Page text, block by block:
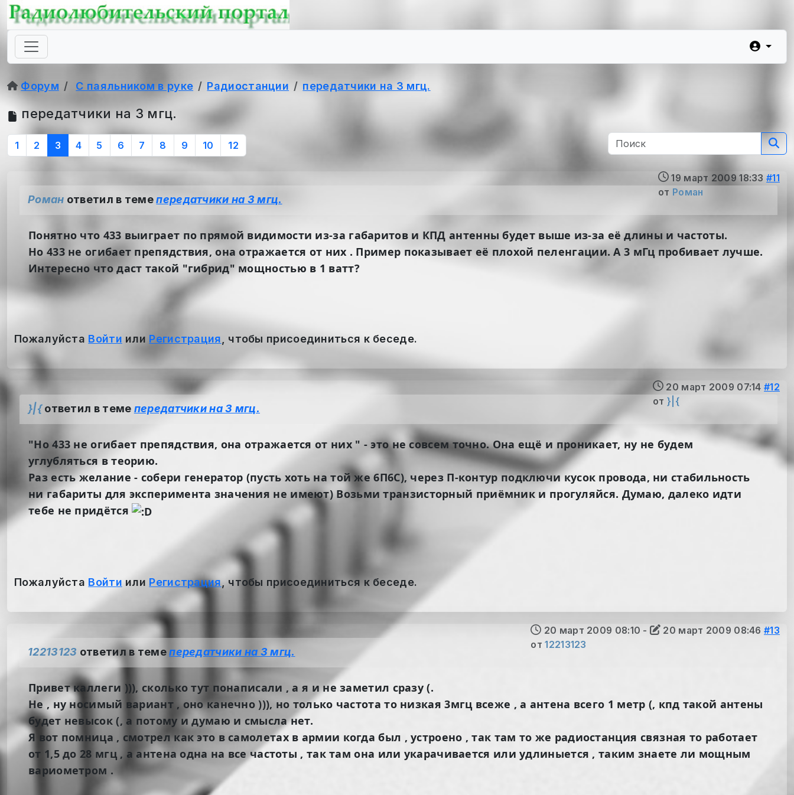
Форум С паяльником в руке Радиостанции передатчики на 3 мгц.
передатчики на 3 мгц.
1 2 3 4 5 6 7 8 9 10 12
19 март 2009 18:33 #11
от Роман
Роман ответил в темепередатчики на 3 мгц.
Понятно что 433 выиграет по прямой видимости из-за габаритов и КПД антенны будет выше из-за её длины и частоты.
Но 433 не огибает препядствия, она отражается от них . Пример показывает её плохой пеленгации. А 3 мГц пробивает лучше.
Интересно что даст такой "гибрид" мощностью в 1 ватт?
Пожалуйста Войти или Регистрация , чтобы присоединиться к беседе.
20 март 2009 07:14 #12
от }|{
}|{ответил в теме передатчики на 3 мгц.
"Но 433 не огибает препядствия, она отражается от них " - это не совсем точно. Она ещё и проникает, ну не будем
углубляться в теорию.
Раз есть желание - собери генератор (пусть хоть на той же 6П6С), через П-контур подключи кусок провода, ни стабильность
ни габариты для эксперимента значения не имеют) Возьми транзисторный приёмник и прогуляйся. Думаю, далеко идти
тебе не придётся
Пожалуйста Войти или Регистрация, чтобы присоединиться к беседе.
20 март 2009 08:10 - 20 март 2009 08:46 #13
от12213123
12213123 ответил в темепередатчики на 3 мгц.
Привет каллеги ))), сколько тут понаписали , а я и не заметил сразу (.
Не , ну носимый вариант , оно канечно ))), но только частота то низкая 3мгц всеже , а антена всего 1 метр (, кпд такой антены
будет невысок (, а потому и думаю и смысла нет.
Я вот помница , смотрел как это в самолетах в армии когда был , устроено , так там то же радиостанция связная то работает
от 1,5 до 28 мгц , а антена одна на все частоты , так там она или укарачивается или удлиныется , таким знаете ли мощным
вариометром .